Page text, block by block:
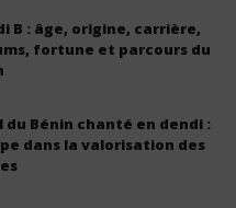
B : âge, origine, carrière,
fortune et parcours du
du Bénin chanté en dendi :
dans la valorisation des